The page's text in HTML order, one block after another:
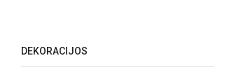
DEKORACIJOS